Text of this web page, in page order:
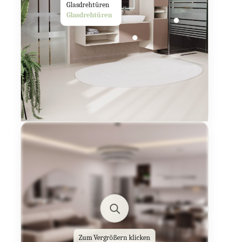
Glasdrehtüren
Glasdrehtüren
Zum Vergrößern klicken